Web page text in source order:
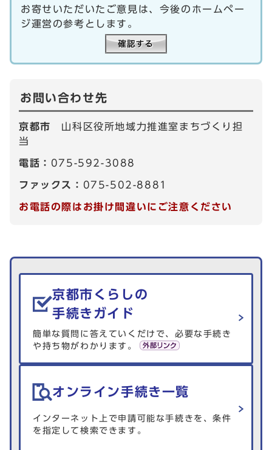
お寄せいただいたご意見は、今後のホームペー
ジ運営の参考とします。
お問い合わせ先
京都市 山科区役所地域力推進室まちづくり担
当
電話： 075-592-3088
ファックス： 075-502-8881
お電話の際はお掛け間違いにご注意ください
生活情報を探す
京都市くらしの
手続きガイド
簡単な質問に答えていくだけで、必要な手続き
や持ち物がわかります。
オンライン手続き一覧
インターネット上で申請可能な手続きを、条件
を指定して検索できます。